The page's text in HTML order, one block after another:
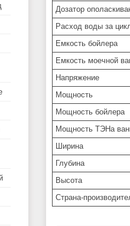
Дозатор
Расход воды за
Емкость бойлера
Емкость моечной
Напряжение
Мощность
Мощность бойлера
Мощность ТЭНа
Ширина
Глубина
Высота
Страна-